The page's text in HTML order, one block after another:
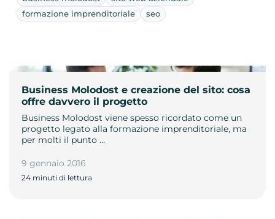
formazione imprenditoriale
seo
Business Molodost e creazione del sito: cosa
offre davvero il progetto
Business Molodost viene spesso ricordato come un
progetto legato alla formazione imprenditoriale, ma
per molti il punto …
9 gennaio 2016
24 minuti di lettura